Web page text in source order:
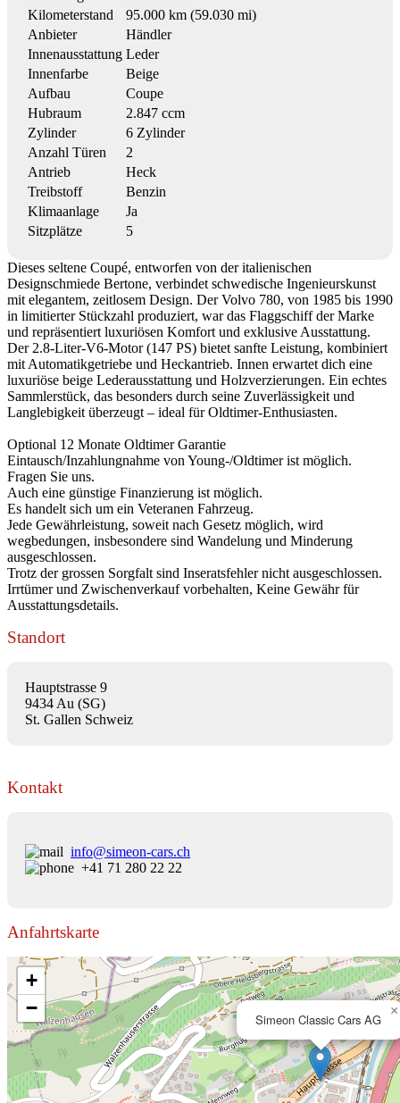
Kilometerstand
95.000 km (59.030 mi)
Anbieter
Händler
Innenausstattung Leder
Innenfarbe
Beige
Aufbau
Coupe
Hubraum
2.847 ccm
Zylinder
6 Zylinder
Anzahl Türen
2
Antrieb
Heck
Treibstoff
Benzin
Klimaanlage
Ja
Sitzplätze
5
Dieses seltene Coupé, entworfen von der italienischen
Designschmiede Bertone, verbindet schwedische Ingenieurskunst
mit elegantem, zeitlosem Design. Der Volvo 780, von 1985 bis 1990
in limitierter Stückzahl produziert, war das Flaggschiff der Marke
und repräsentiert luxuriösen Komfort und exklusive Ausstattung.
Der 2.8-Liter-V6-Motor (147 PS) bietet sanfte Leistung, kombiniert
mit Automatikgetriebe und Heckantrieb. Innen erwartet dich eine
luxuriöse beige Lederausstattung und Holzverzierungen. Ein echtes
Sammlerstück, das besonders durch seine Zuverlässigkeit und
Langlebigkeit überzeugt – ideal für Oldtimer-Enthusiasten.
Optional 12 Monate Oldtimer Garantie
Eintausch/Inzahlungnahme von Young-/Oldtimer ist möglich.
Fragen Sie uns.
Auch eine günstige Finanzierung ist möglich.
Es handelt sich um ein Veteranen Fahrzeug.
Jede Gewährleistung, soweit nach Gesetz möglich, wird
wegbedungen, insbesondere sind Wandelung und Minderung
ausgeschlossen.
Trotz der grossen Sorgfalt sind Inseratsfehler nicht ausgeschlossen.
Irrtümer und Zwischenverkauf vorbehalten, Keine Gewähr für
Ausstattungsdetails.
Standort
Hauptstrasse 9
9434 Au (SG)
St. Gallen Schweiz
Kontakt
info@simeon-cars.ch
+41 71 280 22 22
Anfahrtskarte
Simeon Classic Cars AG
×
+
−